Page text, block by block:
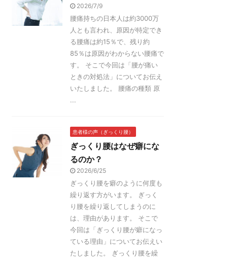
2026/7/9
腰痛持ちの日本人は約3000万
人とも言われ、原因が特定でき
る腰痛は約15％で、残り約
85％は原因がわからない腰痛で
す。 そこで今回は「腰が痛い
ときの対処法」についてお伝え
いたしました。 腰痛の種類 原
...
患者様の声（ぎっくり腰）
ぎっくり腰はなぜ癖にな
るのか？
2026/6/25
ぎっくり腰を癖のように何度も
繰り返す方がいます。 ぎっく
り腰を繰り返してしまうのに
は、理由があります。 そこで
今回は「ぎっくり腰が癖になっ
ている理由」についてお伝えい
たしました。 ぎっくり腰を繰